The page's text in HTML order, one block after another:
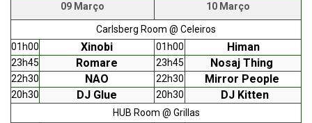
09 Março 10 Março
Carlsberg Room @ Celeiros
01h00
Xinobi 01h00 Himan
23h45 Romare 23h45 Nosaj Thing
22h30 NAO 22h30 Mirror People
20h30 DJ Glue 20h30 DJ Kitten
HUB Room @ Grillas